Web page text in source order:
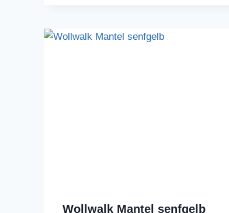
Wollwalk Mantel senfgelb